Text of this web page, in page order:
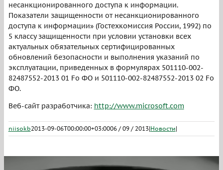
несанкционированного доступа к информации.
Показатели защищенности от несанкционированного
доступа к информации» (Гостехкомиссия России, 1992) по
5 классу защищенности при условии установки всех
актуальных обязательных сертифицированных
обновлений безопасности и выполнения указаний по
эксплуатации, приведенных в формулярах 501110-002-
82487552-2013 01 Fo ФО и 501110-002-82487552-2013 02 Fo
ФО.
Веб-сайт разработчика: http://www.microsoft.com
niisokb2013-09-06T00:00:00+03:0006 / 09 / 2013|Новости|